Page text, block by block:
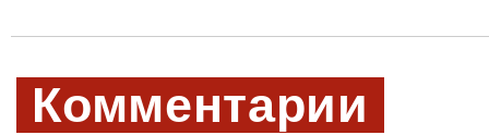
Комментарии